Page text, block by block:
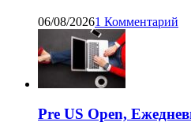
06/08/20261 Комментарий
Pre US Open,